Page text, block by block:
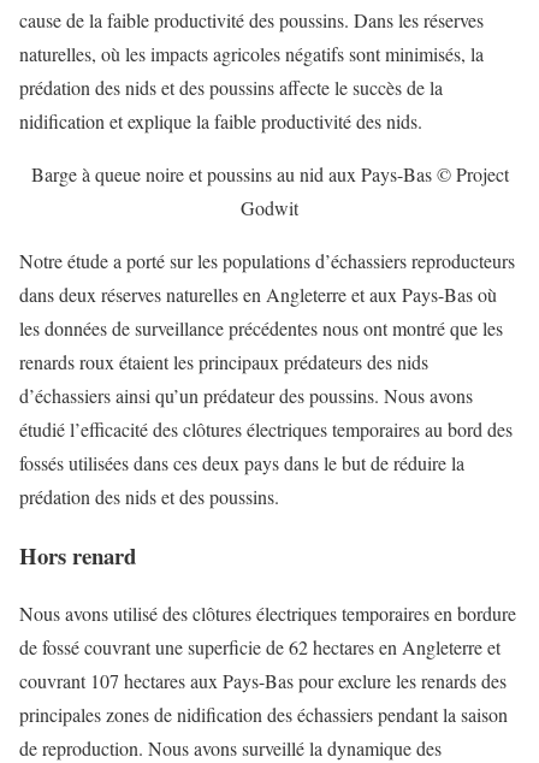
cause de la faible productivité des poussins. Dans les réserves
naturelles, où les impacts agricoles négatifs sont minimisés, la
prédation des nids et des poussins affecte le succès de la
nidification et explique la faible productivité des nids.
Barge à queue noire et poussins au nid aux Pays-Bas © Project
Godwit
Notre étude a porté sur les populations d’échassiers reproducteurs
dans deux réserves naturelles en Angleterre et aux Pays-Bas où
les données de surveillance précédentes nous ont montré que les
renards roux étaient les principaux prédateurs des nids
d’échassiers ainsi qu’un prédateur des poussins. Nous avons
étudié l’efficacité des clôtures électriques temporaires au bord des
fossés utilisées dans ces deux pays dans le but de réduire la
prédation des nids et des poussins.
Hors renard
Nous avons utilisé des clôtures électriques temporaires en bordure
de fossé couvrant une superficie de 62 hectares en Angleterre et
couvrant 107 hectares aux Pays-Bas pour exclure les renards des
principales zones de nidification des échassiers pendant la saison
de reproduction. Nous avons surveillé la dynamique des